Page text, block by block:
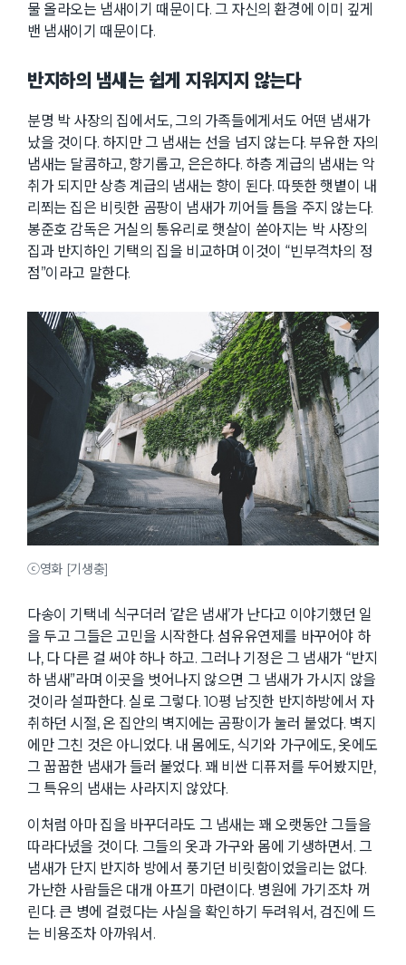
물 올라오는 냄새이기 때문이다. 그 자신의 환경에 이미 깊게
밴 냄새이기 때문이다.
반지하의 냄새는 쉽게 지워지지 않는다
분명 박 사장의 집에서도, 그의 가족들에게서도 어떤 냄새가
났을 것이다. 하지만 그 냄새는 선을 넘지 않는다. 부유한 자의
냄새는 달콤하고, 향기롭고, 은은하다. 하층 계급의 냄새는 악
취가 되지만 상층 계급의 냄새는 향이 된다. 따뜻한 햇볕이 내
리쬐는 집은 비릿한 곰팡이 냄새가 끼어들 틈을 주지 않는다.
봉준호 감독은 거실의 통유리로 햇살이 쏟아지는 박 사장의
집과 반지하인 기택의 집을 비교하며 이것이 “빈부격차의 정
점”이라고 말한다.
ⓒ영화 [기생충]
다송이 기택네 식구더러 ‘같은 냄새’가 난다고 이야기했던 일
을 두고 그들은 고민을 시작한다. 섬유유연제를 바꾸어야 하
나, 다 다른 걸 써야 하나 하고. 그러나 기정은 그 냄새가 “반지
하 냄새”라며 이곳을 벗어나지 않으면 그 냄새가 가시지 않을
것이라 설파한다. 실로 그렇다. 10평 남짓한 반지하방에서 자
취하던 시절, 온 집안의 벽지에는 곰팡이가 눌러 붙었다. 벽지
에만 그친 것은 아니었다. 내 몸에도, 식기와 가구에도, 옷에도
그 꿉꿉한 냄새가 들러 붙었다. 꽤 비싼 디퓨저를 두어봤지만,
그 특유의 냄새는 사라지지 않았다.
이처럼 아마 집을 바꾸더라도 그 냄새는 꽤 오랫동안 그들을
따라다녔을 것이다. 그들의 옷과 가구와 몸에 기생하면서. 그
냄새가 단지 반지하 방에서 풍기던 비릿함이었을리는 없다.
가난한 사람들은 대개 아프기 마련이다. 병원에 가기조차 꺼
린다. 큰 병에 걸렸다는 사실을 확인하기 두려워서, 검진에 드
는 비용조차 아까워서.